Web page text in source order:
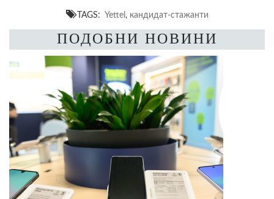
TAGS: Yettel , кандидат-стажанти
ПОДОБНИ НОВИНИ